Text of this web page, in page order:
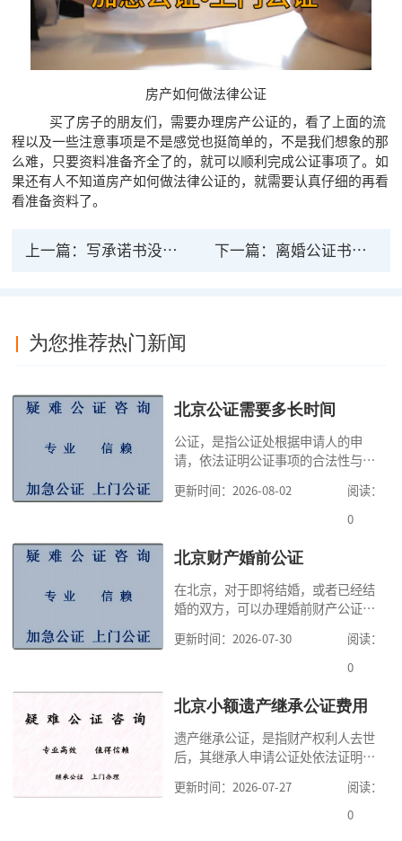
房产如何做法律公证
买了房子的朋友们，需要办理房产公证的，看了上面的流
程以及一些注意事项是不是感觉也挺简单的，不是我们想象的那
么难，只要资料准备齐全了的，就可以顺利完成公证事项了。如
果还有人不知道房产如何做法律公证的，就需要认真仔细的再看
看准备资料了。
上一篇： 写承诺书没公证有法律效力吗 下一篇： 离婚公证书具有法律效力 离婚析产个税怎么算
为您推荐热门新闻
北京公证需要多长时间
公证，是指公证处根据申请人的申
请，依法证明公证事项的合法性与真
高公证事项的效力，固定证据，但是
很多人不知道在北京办理公证需要多
家，办理公证的时候除了需要按照公
道北京公证需要什么材料,北京公证需
要多少钱？北京公
更新时间：2026-08-02
阅读：
0
北京财产婚前公证
在北京，对于即将结婚，或者已经结
婚的双方，可以办理婚前财产公证，
式，可以避免个人财产引发的纠纷，
但是，在北京办理婚前财产公证，除
料外，公证咨询告诉大家，我们有必
京婚前财产公证机构？了解这些不仅
有利于我们根
更新时间：2026-07-30
阅读：
0
北京小额遗产继承公证费用
遗产继承公证，是指财产权利人去世
后，其继承人申请公证处依法证明继
的证明活动。通过公证，继承人可以
拿着享有继承权的公证书办理遗产过
更新时间：2026-07-27
阅读：
0